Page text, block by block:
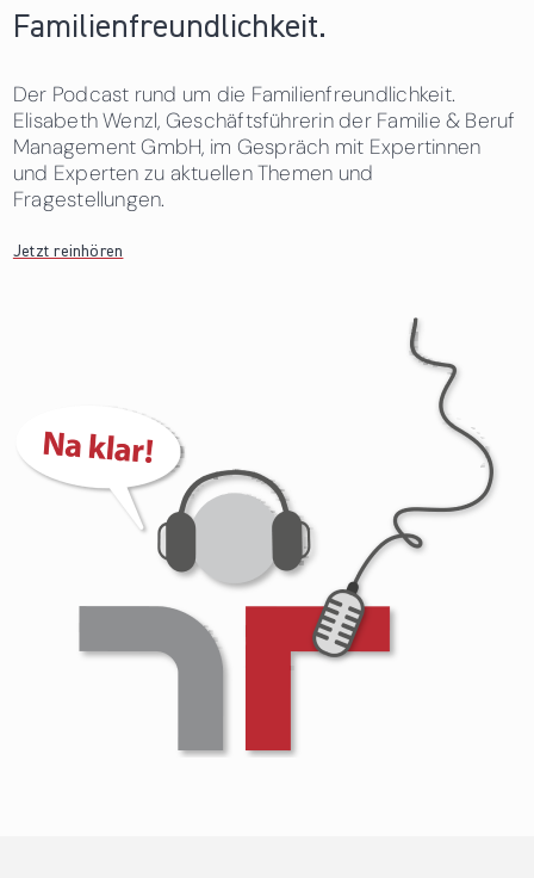
Familienfreundlichkeit.
Der Podcast rund um die Familienfreundlichkeit.
Elisabeth Wenzl, Geschäftsführerin der Familie & Beruf
Management GmbH, im Gespräch mit Expertinnen
und Experten zu aktuellen Themen und
Fragestellungen.
Jetzt reinhören